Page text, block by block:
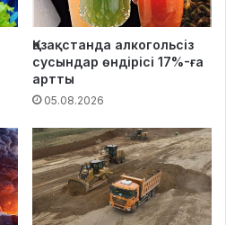
Қазақстанда алкогольсіз
сусындар өндірісі 17%-ға
артты
05.08.2026